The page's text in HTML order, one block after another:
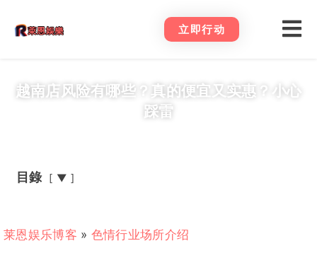
立即行动
越南店风险有哪些？真的便宜又实惠？小心
踩雷
目錄 ▼
莱恩娱乐博客 » 色情行业场所介绍